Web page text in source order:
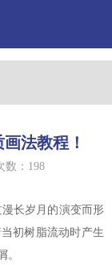
法教程！
数：198
长岁月的演变而形
初树脂流动时产生
。